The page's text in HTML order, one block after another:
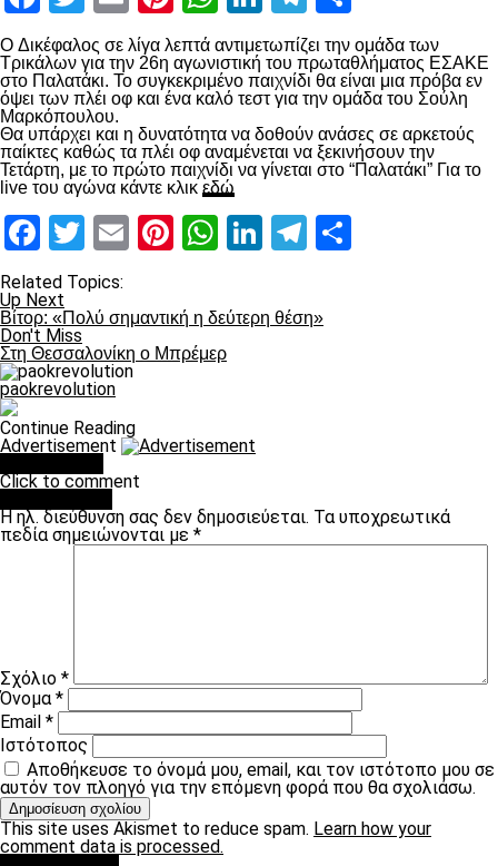
O Δικέφαλος σε λίγα λεπτά αντιμετωπίζει την ομάδα των
Τρικάλων για την 26η αγωνιστική του πρωταθλήματος ΕΣAΚΕ
στο Παλατάκι. Το συγκεκριμένο παιχνίδι θα είναι μια πρόβα εν
όψει των πλέι οφ και ένα καλό τεστ για την ομάδα του Σούλη
Μαρκόπουλου.
Θα υπάρχει και η δυνατότητα να δοθούν ανάσες σε αρκετούς
παίκτες καθώς τα πλέι οφ αναμένεται να ξεκινήσουν την
Τετάρτη, με το πρώτο παιχνίδι να γίνεται στο “Παλατάκι” Για το
live του αγώνα κάντε κλικ εδώ
Facebook
Twitter
EmailPinterest
WhatsApp
LinkedIn
Telegram
Related Topics:
Up Next
Βίτορ: «Πολύ σημαντική η δεύτερη θέση»
Don't Miss
Στη Θεσσαλονίκη ο Μπρέμερ
paokrevolution
Continue Reading
Advertisement
Click to comment
Η ηλ. διεύθυνση σας δεν δημοσιεύεται. Τα υποχρεωτικά
πεδία σημειώνονται με *
Σχόλιο *
Όνομα*
Email *
Ιστότοπος
Αποθήκευσε το όνομά μου, email, και τον ιστότοπο μου σε
αυτόν τον πλοηγό για την επόμενη φορά που θα σχολιάσω.
This site uses Akismet to reduce spam. Learn how your
comment data is processed.